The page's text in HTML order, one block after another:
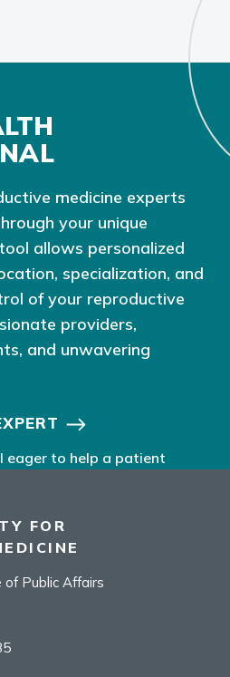
medicine experts
your unique
allows personalized
specialization, and
of your reproductive
providers,
and unwavering
FOR
of Public Affairs